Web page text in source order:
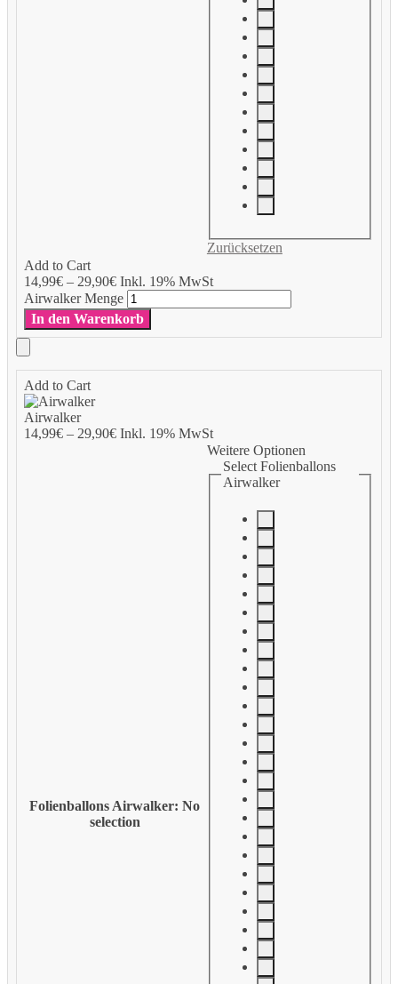
Add to Cart
14,99€– 29,90€Inkl. 19% MwSt
Zurücksetzen
Airwalker Menge
In den Warenkorb
Add to Cart
Airwalker
14,99€– 29,90€Inkl. 19% MwSt
Folienballons Airwalker: No
selection
Weitere Optionen
Select Folienballons
Airwalker